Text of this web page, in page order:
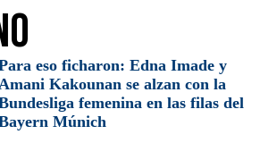
eso ficharon: Edna Imade y
Kakounan se alzan con la
femenina en las filas del
Múnich